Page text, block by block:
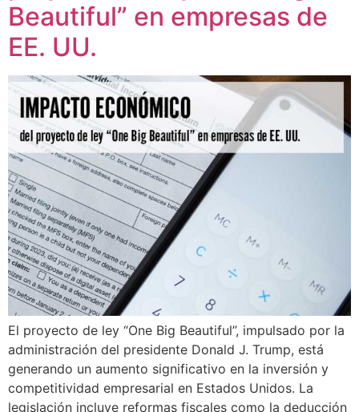
Beautiful” en empresas de
EE. UU.
El proyecto de ley “One Big Beautiful”, impulsado por la
administración del presidente Donald J. Trump, está
generando un aumento significativo en la inversión y
competitividad empresarial en Estados Unidos. La
legislación incluye reformas fiscales como la deducción